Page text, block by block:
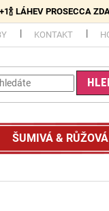
LÁHEV PROSECCA
KONTAKT
ŠUMIVÁ & RŮŽOVÁ